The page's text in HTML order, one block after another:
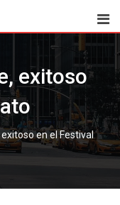
exitoso
en el Festival